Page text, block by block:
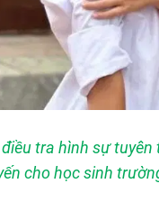
tra hình sự
cho học sinh